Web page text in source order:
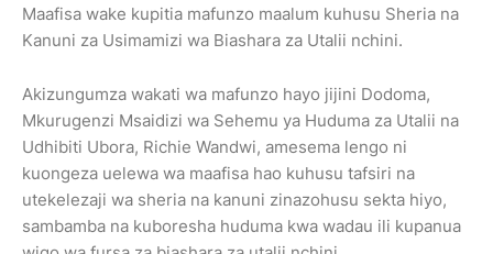
Maafisa wake kupitia mafunzo maalum kuhusu Sheria na
Kanuni za Usimamizi wa Biashara za Utalii nchini.
Akizungumza wakati wa mafunzo hayo jijini Dodoma,
Mkurugenzi Msaidizi wa Sehemu ya Huduma za Utalii na
Udhibiti Ubora, Richie Wandwi, amesema lengo ni
kuongeza uelewa wa maafisa hao kuhusu tafsiri na
utekelezaji wa sheria na kanuni zinazohusu sekta hiyo,
sambamba na kuboresha huduma kwa wadau ili kupanua